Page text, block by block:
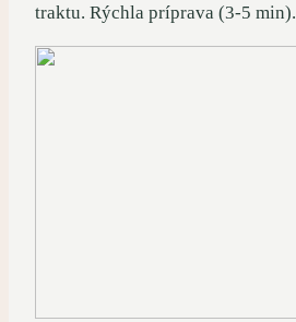
traktu. Rýchla príprava (3-5 min).